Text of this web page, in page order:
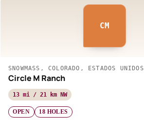
CM
SNOWMASS, COLORADO, ESTADOS UNIDOS
Circle M Ranch
13 mi / 21 km NW
OPEN 18 HOLES